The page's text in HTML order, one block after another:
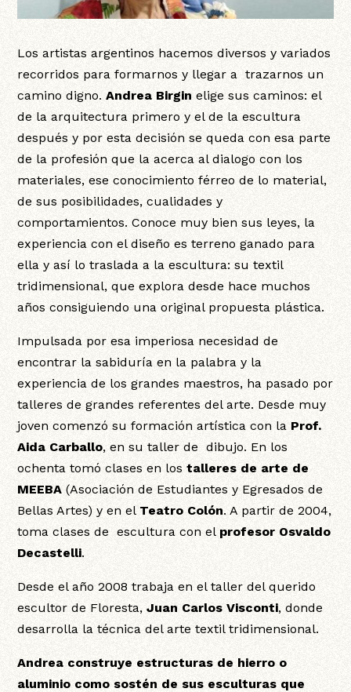
Los artistas argentinos hacemos diversos y variados
recorridos para formarnos y llegar a trazarnos un
camino digno.Andrea Birgin elige sus caminos: el
de la arquitectura primero y el de la escultura
después y por esta decisión se queda con esa parte
de la profesión que la acerca al dialogo con los
materiales, ese conocimiento férreo de lo material,
de sus posibilidades, cualidades y
comportamientos. Conoce muy bien sus leyes, la
experiencia con el diseño es terreno ganado para
ella y así lo traslada a la escultura: su textil
tridimensional, que explora desde hace muchos
años consiguiendo una original propuesta plástica.
Impulsada por esa imperiosa necesidad de
encontrar la sabiduría en la palabra y la
experiencia de los grandes maestros, ha pasado por
talleres de grandes referentes del arte. Desde muy
joven comenzó su formación artística con la Prof.
Aida Carballo, en su taller de dibujo. En los
ochenta tomó clases en lostalleres de arte de
MEEBA (Asociación de Estudiantes y Egresados de
Bellas Artes) y en el Teatro Colón. A partir de 2004,
toma clases de escultura con el profesor Osvaldo
Decastelli.
Desde el año 2008 trabaja en el taller del querido
escultor de Floresta,Juan Carlos Visconti, donde
desarrolla la técnica del arte textil tridimensional.
Andrea construye estructuras de hierro o
aluminio como sostén de sus esculturas que